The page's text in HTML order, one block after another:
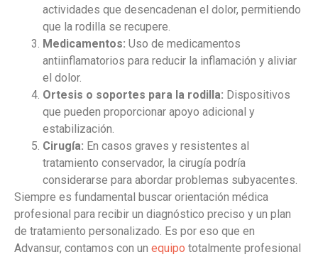
actividades que desencadenan el dolor, permitiendo
que la rodilla se recupere.
Medicamentos: Uso de medicamentos
antiinflamatorios para reducir la inflamación y aliviar
el dolor.
Ortesis o soportes para la rodilla: Dispositivos
que pueden proporcionar apoyo adicional y
estabilización.
Cirugía: En casos graves y resistentes al
tratamiento conservador, la cirugía podría
considerarse para abordar problemas subyacentes.
Siempre es fundamental buscar orientación médica
profesional para recibir un diagnóstico preciso y un plan
de tratamiento personalizado. Es por eso que en
Advansur, contamos con un equipo totalmente profesional